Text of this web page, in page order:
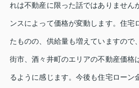
れは不動産に限った話ではありません
ンスによって価格が変動します。住宅
たものの、供給量も増えていますので
街市、酒々井町のエリアの不動産価格
るように感じます。今後も住宅ローン